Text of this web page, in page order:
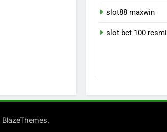
slot88 maxwin
slot bet 100 resmi
BlazeThemes.